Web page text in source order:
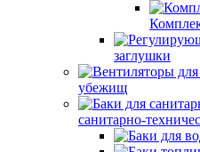
заглушки
убежищ
санитарно-